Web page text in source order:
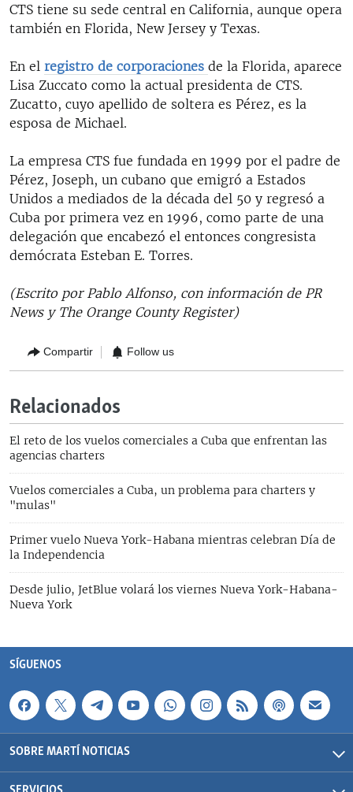
CTS tiene su sede central en California, aunque opera
también en Florida, New Jersey y Texas.
En el registro de corporaciones de la Florida, aparece
Lisa Zuccato como la actual presidenta de CTS.
Zucatto, cuyo apellido de soltera es Pérez, es la
esposa de Michael.
La empresa CTS fue fundada en 1999 por el padre de
Pérez, Joseph, un cubano que emigró a Estados
Unidos a mediados de la década del 50 y regresó a
Cuba por primera vez en 1996, como parte de una
delegación que encabezó el entonces congresista
demócrata Esteban E. Torres.
(Escrito por Pablo Alfonso, con información de PR
News y The Orange County Register)
Compartir Follow us
Relacionados
El reto de los vuelos comerciales a Cuba que enfrentan las
agencias charters
Vuelos comerciales a Cuba, un problema para charters y
"mulas"
Primer vuelo Nueva York-Habana mientras celebran Día de
la Independencia
Desde julio, JetBlue volará los viernes Nueva York-Habana-
Nueva York
SÍGUENOS
SOBRE MARTÍ NOTICIAS